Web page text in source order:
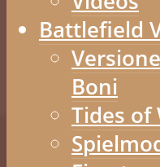
Battlefield
Boni
Tides of